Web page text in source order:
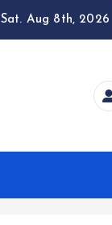
Sat. Aug 8th, 2026